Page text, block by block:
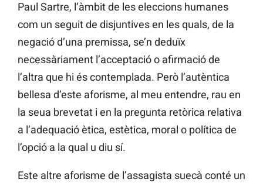
Paul Sartre, l’àmbit de les eleccions humanes
com un seguit de disjuntives en les quals, de la
negació d’una premissa, se’n deduïx
necessàriament l’acceptació o afirmació de
l’altra que hi és contemplada. Però l’autèntica
bellesa d’este aforisme, al meu entendre, rau en
la seua brevetat i en la pregunta retòrica relativa
a l’adequació ètica, estètica, moral o política de
l’opció a la qual u diu sí.
Este altre aforisme de l’assagista suecà conté un